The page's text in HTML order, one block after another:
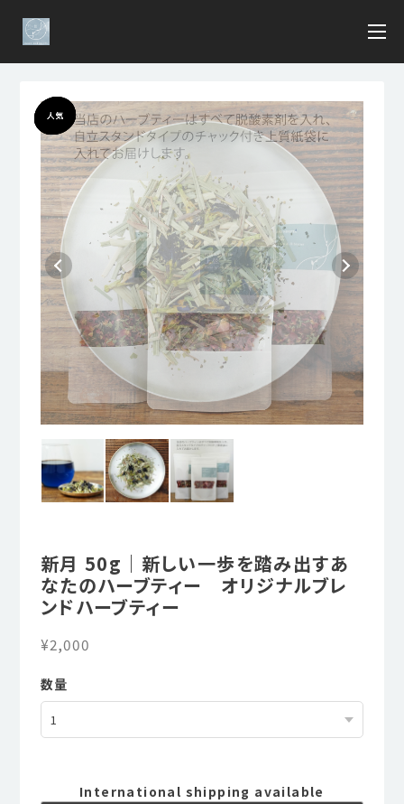
新月 50g｜新しい一歩を踏み出すあ
なたのハーブティー オリジナルブレ
ンドハーブティー
¥2,000
数量
International shipping available